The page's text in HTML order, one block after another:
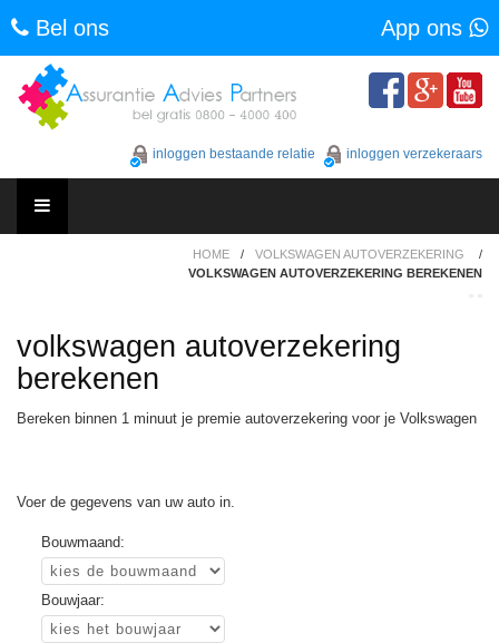
Bel ons App ons
content
inloggen bestaande relatie inloggen verzekeraars
HOME / VOLKSWAGEN AUTOVERZEKERING
/
VOLKSWAGEN AUTOVERZEKERING BEREKENEN
volkswagen autoverzekering
berekenen
Bereken binnen 1 minuut je premie autoverzekering voor je Volkswagen